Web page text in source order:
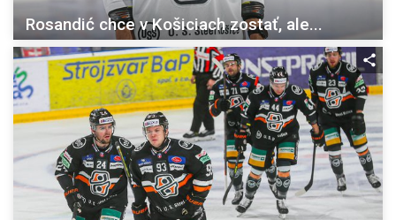
Rosandić chce v Košiciach zostať, ale...